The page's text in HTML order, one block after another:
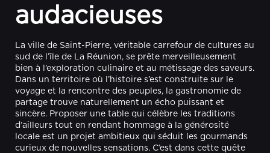
audacieuses
La ville de Saint-Pierre, véritable carrefour de cultures au
sud de l’île de La Réunion, se prête merveilleusement
bien à l’exploration culinaire et au métissage des saveurs.
Dans un territoire où l’histoire s’est construite sur le
voyage et la rencontre des peuples, la gastronomie de
partage trouve naturellement un écho puissant et
sincère. Proposer une table qui célèbre les traditions
d’ailleurs tout en rendant hommage à la générosité
locale est un projet ambitieux qui séduit les gourmands
curieux de nouvelles sensations. C’est dans cette quête